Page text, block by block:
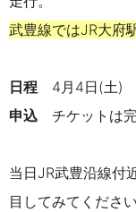
武豊線ではJR大府
日程 4月4日(土)
申込 チケットは
当日JR武豊沿線付
目してみてください